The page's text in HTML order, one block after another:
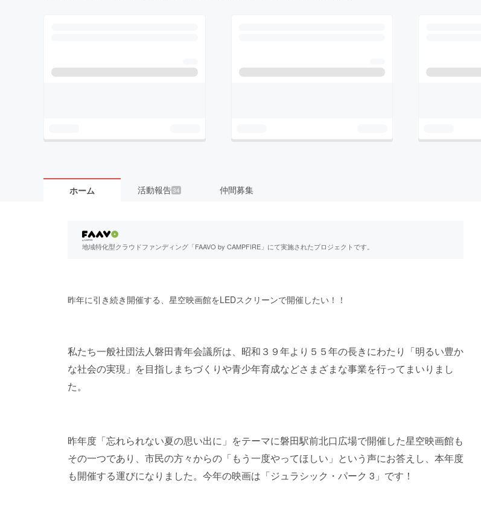
ホーム 活動報告34 仲間募集
地域特化型クラウドファンディング「FAAVO by CAMPFIRE」にて実施されたプロジェクトです。
昨年に引き続き開催する、星空映画館をLEDスクリーンで開催したい！！
私たち一般社団法人磐田青年会議所は、昭和３９年より５５年の長きにわたり「明るい豊か
な社会の実現」を目指しまちづくりや青少年育成などさまざまな事業を行ってまいりまし
た。
昨年度「忘れられない夏の思い出に」をテーマに磐田駅前北口広場で開催した星空映画館も
その一つであり、市民の方々からの「もう一度やってほしい」という声にお答えし、本年度
も開催する運びになりました。今年の映画は「ジュラシック・パーク 3」です！